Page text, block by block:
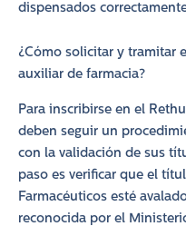
dispensados
¿Cómo solicitar y tramitar
auxiliar de farmacia?
Para inscribirse en el
deben seguir un
con la validación de sus
paso es verificar que el
Farmacéuticos esté
reconocida por el